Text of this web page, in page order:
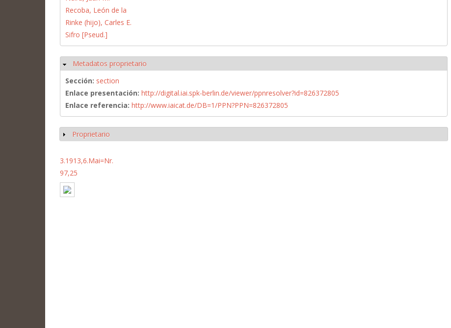
Recoba, León de la
Rinke (hijo), Carles E.
Sifro [Pseud.]
Ocultar
Metadatos proprietario
Sección: section
Enlace presentación: http://digital.iai.spk-berlin.de/viewer/ppnresolver?id=826372805
Enlace referencia: http://www.iaicat.de/DB=1/PPN?PPN=826372805
Mostrar
Proprietario
3.1913,6.Mai=Nr.
97,25